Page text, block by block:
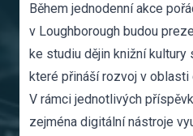
Během jednodenní akce
v Loughborough budou
ke studiu dějin knižní kultury
které přináší rozvoj v oblasti
V rámci jednotlivých
zejména digitální nástroje